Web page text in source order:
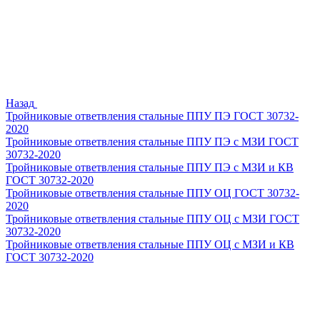
Назад
Тройниковые ответвления стальные ППУ ПЭ ГОСТ 30732-
2020
Тройниковые ответвления стальные ППУ ПЭ с МЗИ ГОСТ
30732-2020
Тройниковые ответвления стальные ППУ ПЭ с МЗИ и КВ
ГОСТ 30732-2020
Тройниковые ответвления стальные ППУ ОЦ ГОСТ 30732-
2020
Тройниковые ответвления стальные ППУ ОЦ с МЗИ ГОСТ
30732-2020
Тройниковые ответвления стальные ППУ ОЦ с МЗИ и КВ
ГОСТ 30732-2020